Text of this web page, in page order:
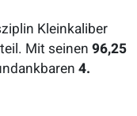
Kleinkaliber
teil. Mit seinen 96,25
4.